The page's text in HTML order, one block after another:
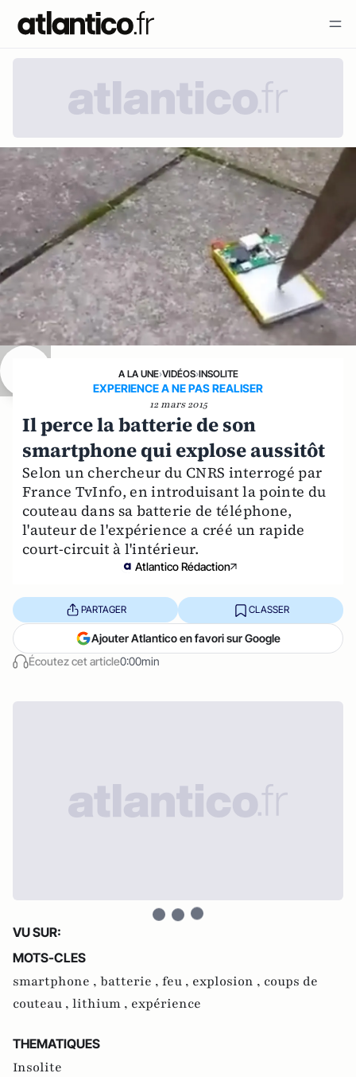
A LA UNE›VIDÉOS›INSOLITE
EXPERIENCE A NE PAS REALISER
12 mars 2015
Il perce la batterie de son
smartphone qui explose aussitôt
Selon un chercheur du CNRS interrogé par
France TvInfo, en introduisant la pointe du
couteau dans sa batterie de téléphone,
l'auteur de l'expérience a créé un rapide
court-circuit à l'intérieur.
Atlantico Rédaction
Écoutez cet article0:00min
PARTAGER CLASSER
Ajouter Atlantico en favori sur Google
VU SUR:
MOTS-CLES
smartphone , batterie , feu , explosion , coups de
couteau , lithium , expérience
THEMATIQUES
Insolite